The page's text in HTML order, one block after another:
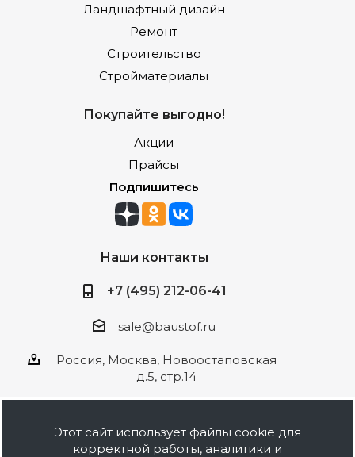
Ландшафтный дизайн
Ремонт
Строительство
Стройматериалы
Покупайте выгодно!
Акции
Прайсы
Подпишитесь
Наши контакты
+7 (495) 212-06-41
sale@baustof.ru
Россия, Москва, Новоостаповская
д.5, стр.14
Этот сайт использует файлы cookie для
корректной работы, аналитики и